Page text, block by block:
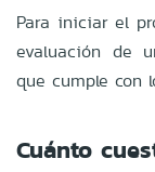
Para iniciar el
evaluación de
que cumple con
Cuánto